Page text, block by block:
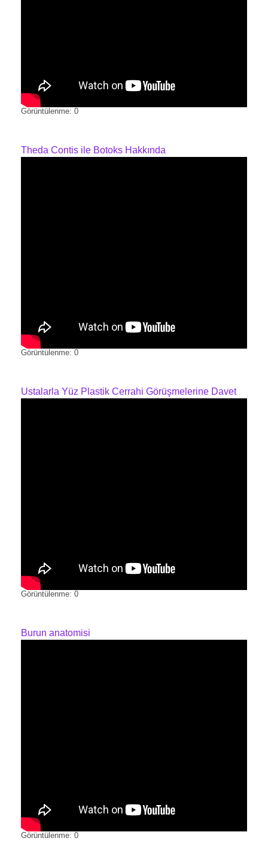
Görüntülenme: 0
Theda Contis ile Botoks Hakkında
Görüntülenme: 0
Ustalarla Yüz Plastik Cerrahi Görüşmelerine Davet
Görüntülenme: 0
Burun anatomisi
Görüntülenme: 0